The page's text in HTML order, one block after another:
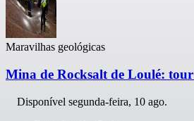
Maravilhas geológicas
Mina de Rocksalt de Loulé:
Disponível segunda-feira, 10 ago.